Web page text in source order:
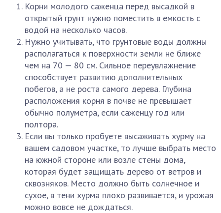
Корни молодого саженца перед высадкой в
открытый грунт нужно поместить в емкость с
водой на несколько часов.
Нужно учитывать, что грунтовые воды должны
располагаться к поверхности земли не ближе
чем на 70 — 80 см. Сильное переувлажнение
способствует развитию дополнительных
побегов, а не роста самого дерева. Глубина
расположения корня в почве не превышает
обычно полуметра, если саженцу год или
полтора.
Если вы только пробуете высаживать хурму на
вашем садовом участке, то лучше выбрать место
на южной стороне или возле стены дома,
которая будет защищать дерево от ветров и
сквозняков. Место должно быть солнечное и
сухое, в тени хурма плохо развивается, и урожая
можно вовсе не дождаться.